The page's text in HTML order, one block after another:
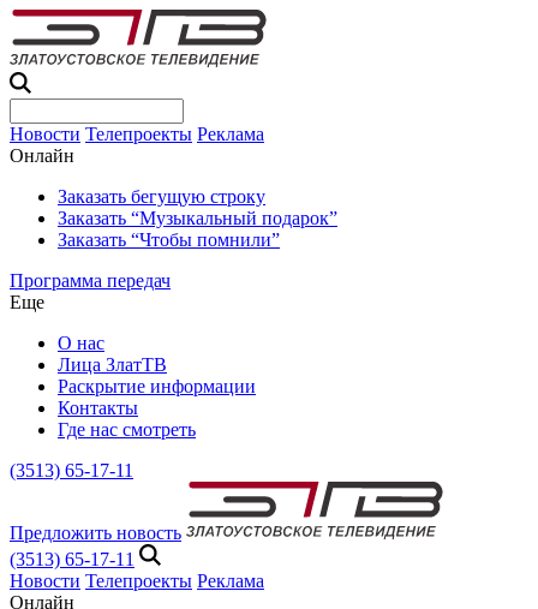
Новости Телепроекты Реклама
Онлайн
Заказать бегущую строку
Заказать “Музыкальный подарок”
Заказать “Чтобы помнили”
Программа передач
Еще
О нас
Лица ЗлатТВ
Раскрытие информации
Контакты
Где нас смотреть
(3513) 65-17-11
Предложить новость
(3513) 65-17-11
Новости Телепроекты Реклама
Онлайн